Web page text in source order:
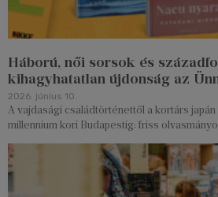
Háború, női sorsok és
kihagyhatatlan újdonság az
2026. június 10.
A vajdasági családtörténettől a kortárs
millennium kori Budapestig: friss